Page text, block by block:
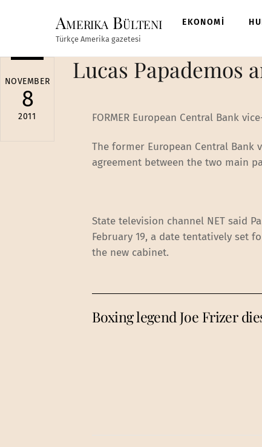
Amerika Bülteni
Türkçe Amerika gazetesi
EKONOMİ
NOVEMBER
8
2011
Lucas Papademos
FORMER European Central Bank
The former European Central Bank
agreement between the two main
State television channel NET said
February 19, a date tentatively set
the new cabinet.
Boxing legend Joe Frizer